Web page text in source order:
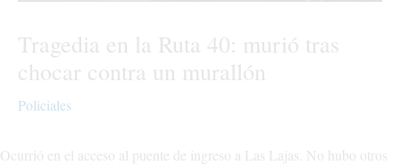
Tragedia en la Ruta 40: murió tras
chocar contra un murallón
Policiales
Ocurrió en el acceso al puente de ingreso a Las Lajas. No hubo otros